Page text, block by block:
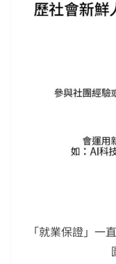
「就業保證」一